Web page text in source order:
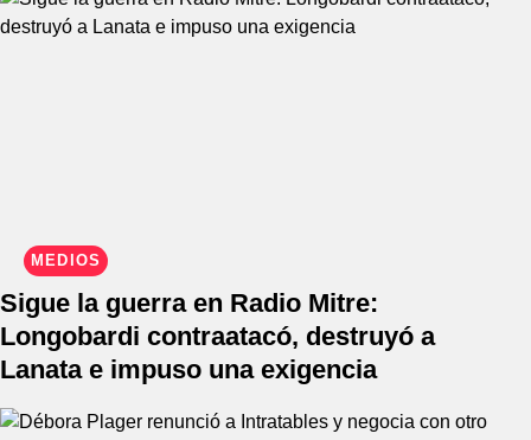
MEDIOS
Sigue la guerra en Radio Mitre:
Longobardi contraatacó, destruyó a
Lanata e impuso una exigencia